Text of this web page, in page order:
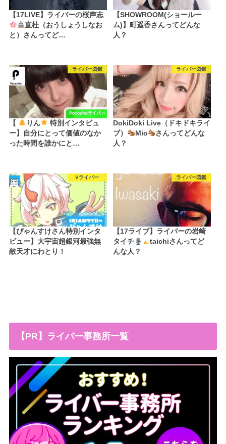
【17LIVE】ライバーの桜声志
直杜（おうしょうしなお
と）さんってど…
【SHOWROOM(ショールー
ム)】町遥香さんってどんな
人？
ライバー図鑑
【 りん
特別インタビュ
ー】自分にとって価値のなか
った時間を誰かにと…
ライバー図鑑
DokiDoki Live（ドキドキライ
ブ）
Mio
さんってどんな
人？
Vライバー
【ぴゃんすけさん特別インタ
ビュー】大宇宙超銀河最強無
敵天才にわとり！
ライバー図鑑
【17ライブ】ライバーの岩崎
タイチ
taichiさんってど
んな人？
【PR】ライバー事務所一覧